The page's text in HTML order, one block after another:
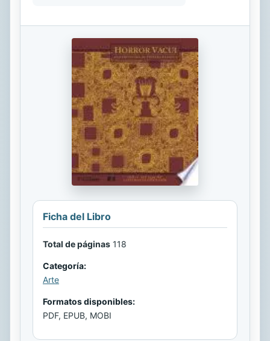
Ficha del Libro
Total de páginas 118
Categoría:
Arte
Formatos disponibles:
PDF, EPUB, MOBI